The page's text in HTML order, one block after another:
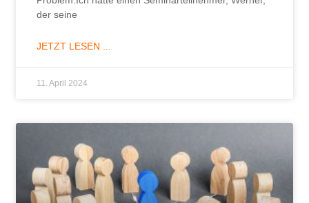
der seine
JETZT LESEN ...
11. April 2024